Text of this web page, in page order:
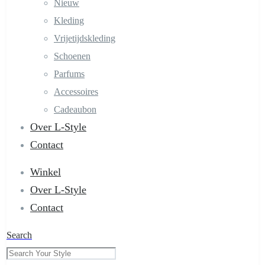
Nieuw
Kleding
Vrijetijdskleding
Schoenen
Parfums
Accessoires
Cadeaubon
Over L-Style
Contact
Winkel
Over L-Style
Contact
Search